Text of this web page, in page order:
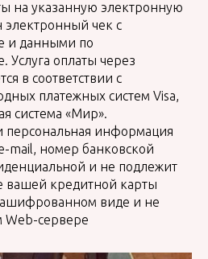
на указанную электронную
электронный чек с
и данными по
Услуга оплаты через
в соответствии с
платежных систем Visa,
система «Мир».
персональная информация
mail, номер банковской
и не подлежит
кредитной карты
виде и не
Web-сервере